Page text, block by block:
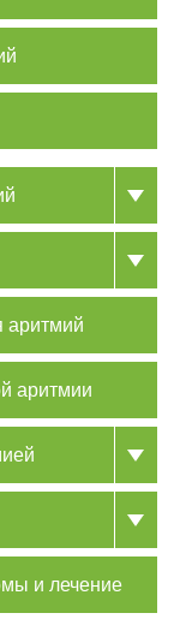
аритмий
аритмии
и лечение